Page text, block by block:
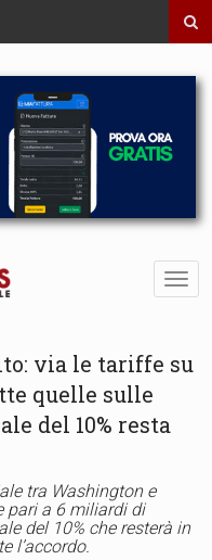
via le tariffe su
quelle sulle
del 10% resta
tra Washington e
pari a 6 miliardi di
del 10% che resterà in
l’accordo.